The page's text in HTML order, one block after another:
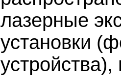
лазерные
установки
устройства),